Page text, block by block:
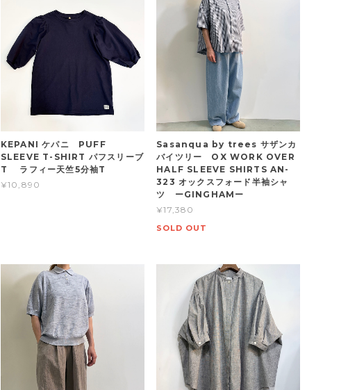
KEPANI ケパニ PUFF
SLEEVE T-SHIRT パフスリーブ
T ラフィー天竺5分袖T
¥10,890
Sasanqua by trees サザンカ
バイツリー OX WORK OVER
HALF SLEEVE SHIRTS AN-
323 オックスフォード半袖シャ
ツ ーGINGHAMー
¥17,380
SOLD OUT